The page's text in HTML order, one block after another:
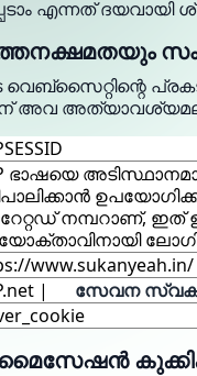
എന്നത് ദയവായി
അത്യാവശ്യമല്ല.
ഭാഷയെ
നമ്പറാണ്, ഇത്
www.sukanyeah.in/
|
സേവന